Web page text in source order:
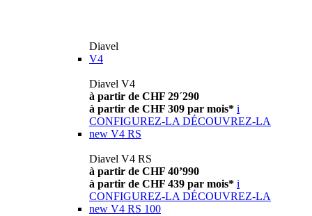
Diavel
V4
Diavel V4
à partir de CHF 29´290
à partir de CHF 309 par mois* i
CONFIGUREZ-LA DÉCOUVREZ-LA
new V4 RS
Diavel V4 RS
à partir de CHF 40’990
à partir de CHF 439 par mois* i
CONFIGUREZ-LA DÉCOUVREZ-LA
new V4 RS 100